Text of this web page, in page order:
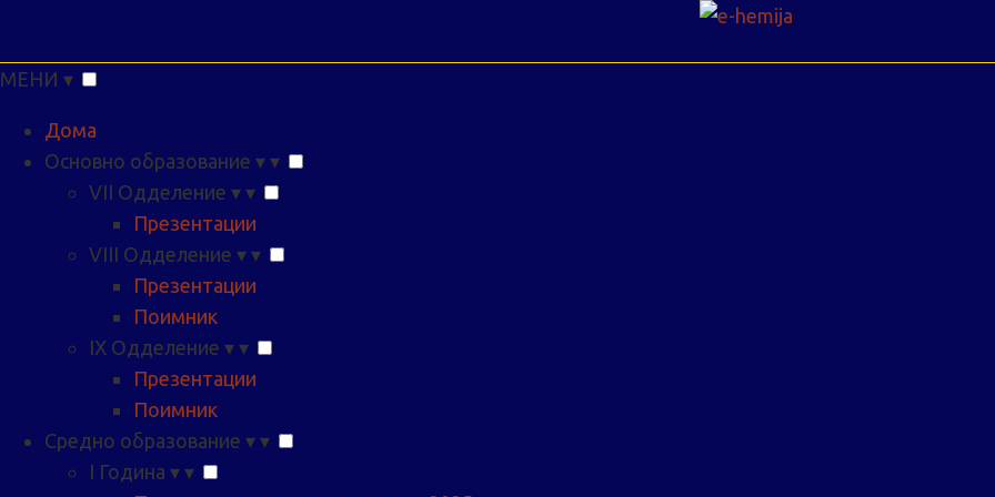
МЕНИ ▾
Дома
Основно образование ▾ ▾
VII Одделение ▾ ▾
Презентации
VIII Одделение ▾ ▾
Презентации
Поимник
IX Одделение ▾ ▾
Презентации
Поимник
Средно образование ▾ ▾
I Година ▾ ▾